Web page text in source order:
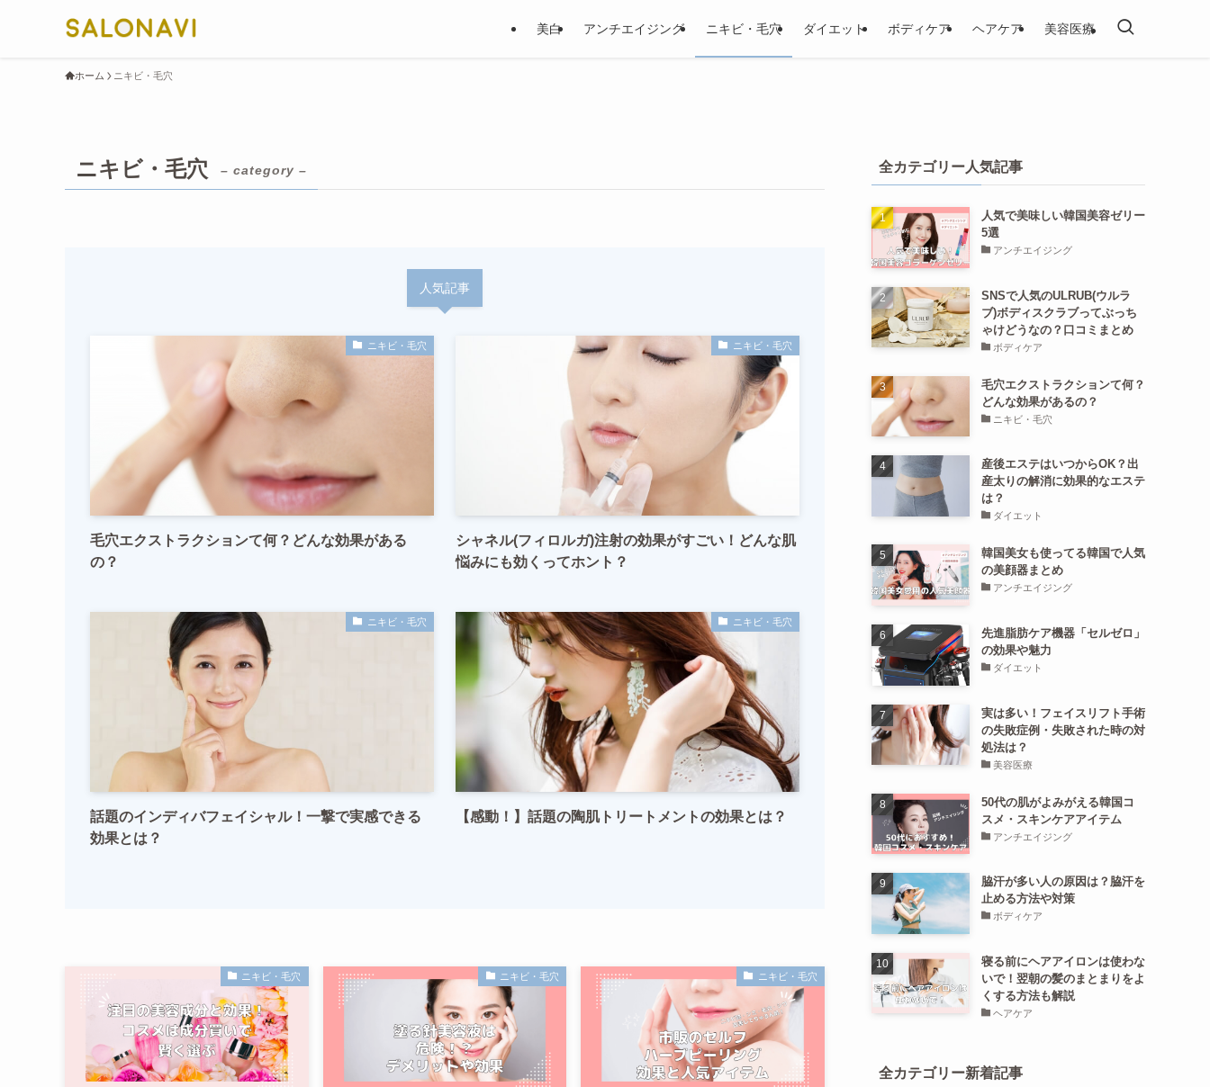
美白 アンチエイジング ニキビ・毛穴 ダイエット ボディケア ヘアケア 美容医療
ホーム ニキビ・毛穴
ニキビ・毛穴 – category –
人気記事
ニキビ・毛穴
毛穴エクストラクションて何？どんな効果がある
の？
ニキビ・毛穴
シャネル(フィロルガ)注射の効果がすごい！どんな肌
悩みにも効くってホント？
ニキビ・毛穴
話題のインディバフェイシャル！一撃で実感できる
効果とは？
ニキビ・毛穴
【感動！】話題の陶肌トリートメントの効果とは？
ニキビ・毛穴 ニキビ・毛穴 ニキビ・毛穴
全カテゴリー人気記事
人気で美味しい韓国美容ゼリー
5選
アンチエイジング
SNSで人気のULRUB(ウルラ
ブ)ボディスクラブってぶっち
ゃけどうなの？口コミまとめ
ボディケア
毛穴エクストラクションて何？
どんな効果があるの？
ニキビ・毛穴
産後エステはいつからOK？出
産太りの解消に効果的なエステ
は？
ダイエット
韓国美女も使ってる韓国で人気
の美顔器まとめ
アンチエイジング
先進脂肪ケア機器「セルゼロ」
の効果や魅力
ダイエット
実は多い！フェイスリフト手術
の失敗症例・失敗された時の対
処法は？
美容医療
50代の肌がよみがえる韓国コ
スメ・スキンケアアイテム
アンチエイジング
脇汗が多い人の原因は？脇汗を
止める方法や対策
ボディケア
寝る前にヘアアイロンは使わな
いで！翌朝の髪のまとまりをよ
くする方法も解説
ヘアケア
全カテゴリー新着記事